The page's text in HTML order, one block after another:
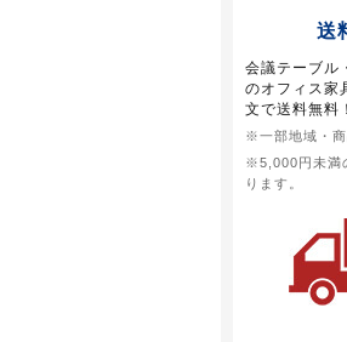
送
会議テーブル
のオフィス家
文で送料無料
※一部地域・商
※5,000円未満
ります。